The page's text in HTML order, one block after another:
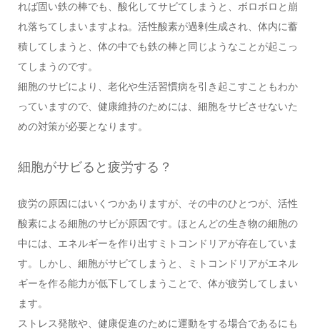
れば固い鉄の棒でも、酸化してサビてしまうと、ボロボロと崩
れ落ちてしまいますよね。活性酸素が過剰生成され、体内に蓄
積してしまうと、体の中でも鉄の棒と同じようなことが起こっ
てしまうのです。
細胞のサビにより、老化や生活習慣病を引き起こすこともわか
っていますので、健康維持のためには、細胞をサビさせないた
めの対策が必要となります。
細胞がサビると疲労する？
疲労の原因にはいくつかありますが、その中のひとつが、活性
酸素による細胞のサビが原因です。ほとんどの生き物の細胞の
中には、エネルギーを作り出すミトコンドリアが存在していま
す。しかし、細胞がサビてしまうと、ミトコンドリアがエネル
ギーを作る能力が低下してしまうことで、体が疲労してしまい
ます。
ストレス発散や、健康促進のために運動をする場合であるにも